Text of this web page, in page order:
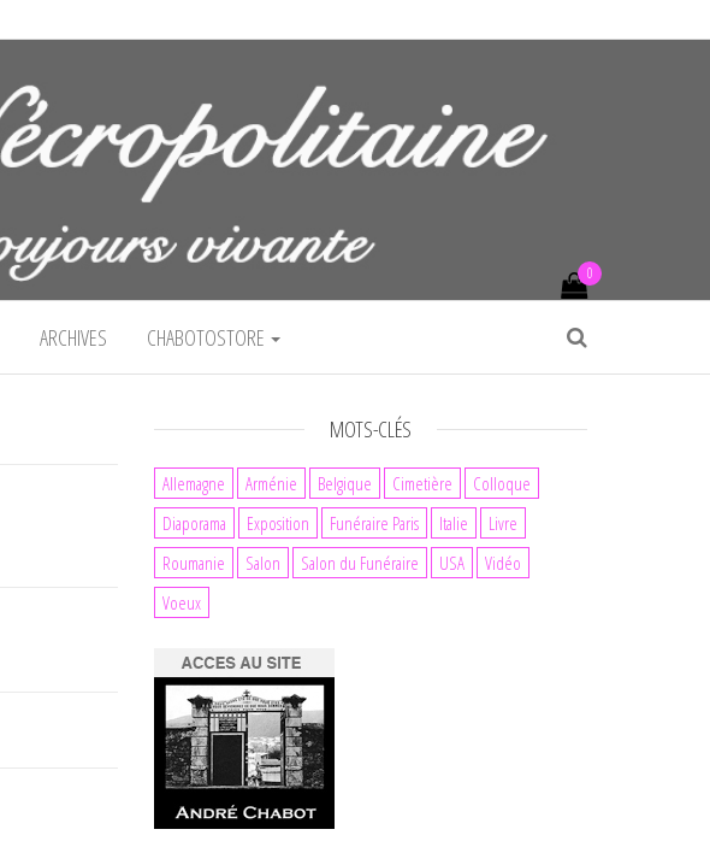
0
ARCHIVES CHABOTOSTORE
MOTS-CLÉS
Allemagne Arménie Belgique Cimetière
Colloque
Diaporama
Exposition Funéraire Paris Italie
Livre
Roumanie
Salon Salon du Funéraire USA
Vidéo
Voeux